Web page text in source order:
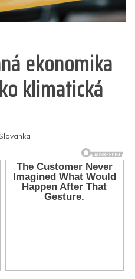
ekonomika
klimatická
Slovanka